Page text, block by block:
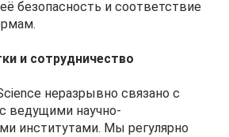
безопасность и соответствие
и сотрудничество
неразрывно связано с
ведущими научно-
институтами. Мы регулярно